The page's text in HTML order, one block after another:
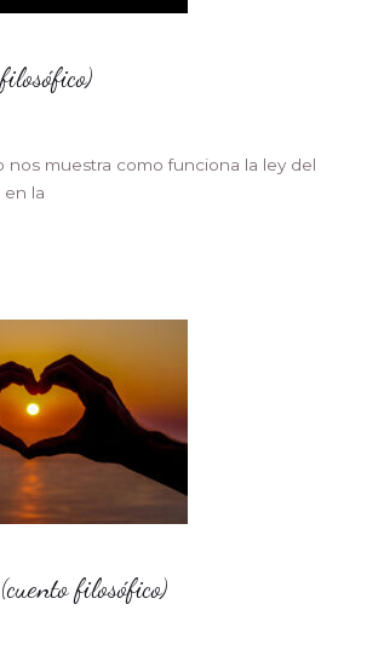
nos muestra como funciona la ley del
en la
filosófico)